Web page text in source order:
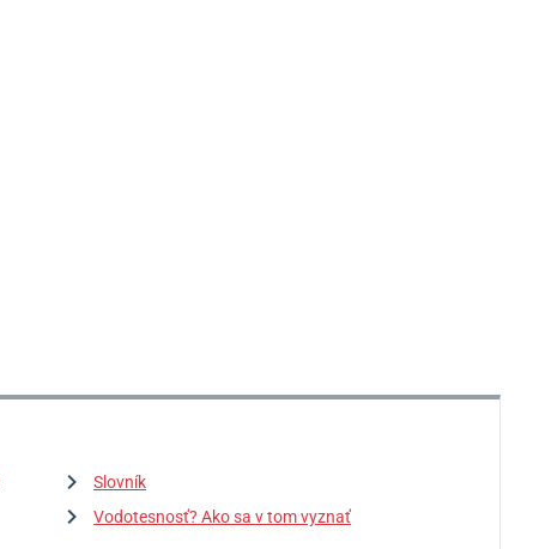
Slovník
Vodotesnosť? Ako sa v tom vyznať